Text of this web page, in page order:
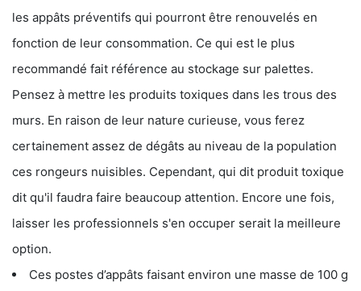
les appâts préventifs qui pourront être renouvelés en
fonction de leur consommation. Ce qui est le plus
recommandé fait référence au stockage sur palettes.
Pensez à mettre les produits toxiques dans les trous des
murs. En raison de leur nature curieuse, vous ferez
certainement assez de dégâts au niveau de la population
ces rongeurs nuisibles. Cependant, qui dit produit toxique
dit qu'il faudra faire beaucoup attention. Encore une fois,
laisser les professionnels s'en occuper serait la meilleure
option.
Ces postes d’appâts faisant environ une masse de 100 g